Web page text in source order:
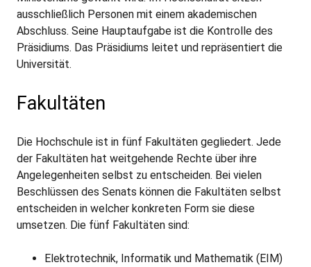
ausschließlich Personen mit einem akademischen
Abschluss. Seine Hauptaufgabe ist die Kontrolle des
Präsidiums. Das Präsidiums leitet und repräsentiert die
Universität.
Fakultäten
Die Hochschule ist in fünf Fakultäten gegliedert. Jede
der Fakultäten hat weitgehende Rechte über ihre
Angelegenheiten selbst zu entscheiden. Bei vielen
Beschlüssen des Senats können die Fakultäten selbst
entscheiden in welcher konkreten Form sie diese
umsetzen. Die fünf Fakultäten sind:
Elektrotechnik, Informatik und Mathematik (EIM)